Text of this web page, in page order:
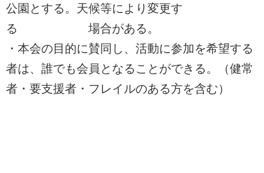
公園とする。天候等により変更す
る 場合がある。
・本会の目的に賛同し、活動に参加を希望する
者は、誰でも会員となることができる。（健常
者・要支援者・フレイルのある方を含む）